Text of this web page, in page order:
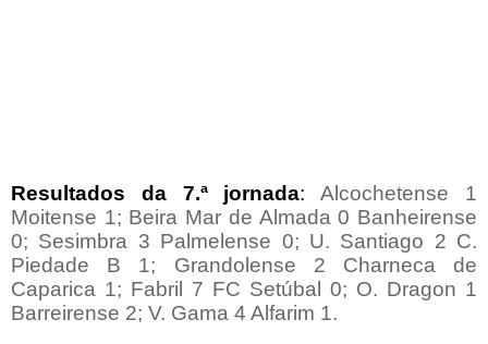
Resultados da 7.ª jornada:Alcochetense 1
Moitense 1; Beira Mar de Almada 0 Banheirense
0; Sesimbra 3 Palmelense 0; U. Santiago 2 C.
Piedade B 1; Grandolense 2 Charneca de
Caparica 1; Fabril 7 FC Setúbal 0; O. Dragon 1
Barreirense 2; V. Gama 4 Alfarim 1.